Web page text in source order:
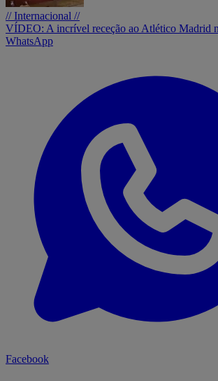
// Internacional //
VÍDEO: A incrível receção ao Atlético Madrid
WhatsApp
Facebook